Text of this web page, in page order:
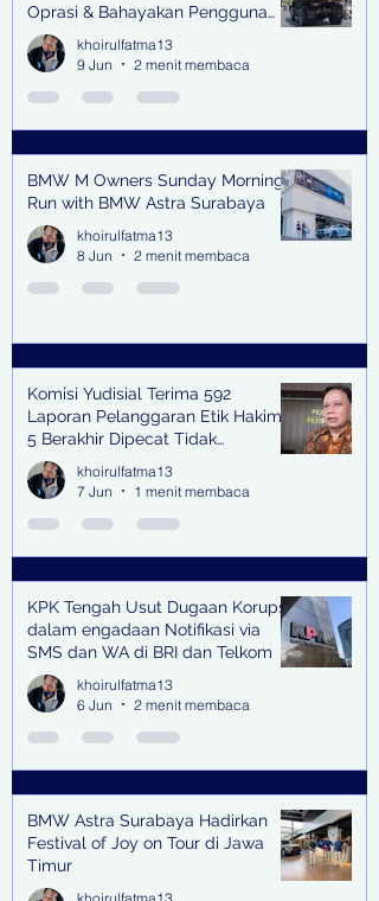
Oprasi & Bahayakan Pengguna
Jalan
khoirulfatma13
9 Jun
2 menit membaca
BMW M Owners Sunday Morning
Run with BMW Astra Surabaya
khoirulfatma13
8 Jun
2 menit membaca
Komisi Yudisial Terima 592
Laporan Pelanggaran Etik Hakim,
5 Berakhir Dipecat Tidak
Terhormat
khoirulfatma13
7 Jun
1 menit membaca
KPK Tengah Usut Dugaan Korupsi
dalam engadaan Notifikasi via
SMS dan WA di BRI dan Telkom
khoirulfatma13
6 Jun
2 menit membaca
BMW Astra Surabaya Hadirkan
Festival of Joy on Tour di Jawa
Timur